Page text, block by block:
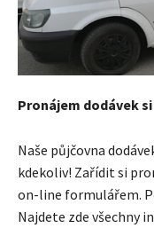
Pronájem dodávek
Naše půjčovna
kdekoliv! Zařídit si
on-line formulářem.
Najdete zde všechny